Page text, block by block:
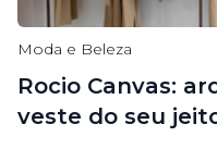
Moda e Beleza
Rocio Canvas:
veste do seu